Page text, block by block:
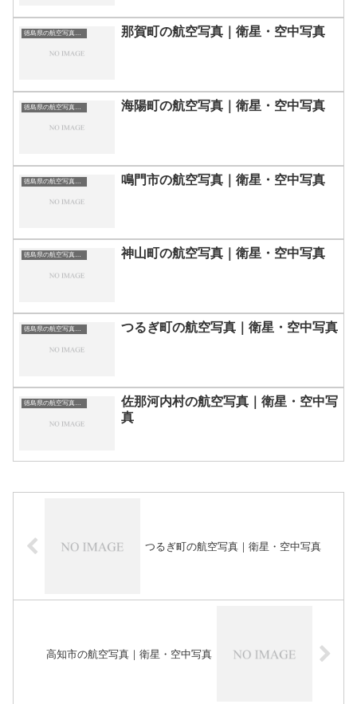
那賀町の航空写真｜衛星・空中写真
海陽町の航空写真｜衛星・空中写真
鳴門市の航空写真｜衛星・空中写真
徳島県の航空写真・空中写真 神山町の航空写真｜衛星・空中写真
徳島県の航空写真・空中写真 つるぎ町の航空写真｜衛星・空中写真
徳島県の航空写真・空中写真
佐那河内村の航空写真｜衛星・空中写
真
つるぎ町の航空写真｜衛星・空中写真
高知市の航空写真｜衛星・空中写真